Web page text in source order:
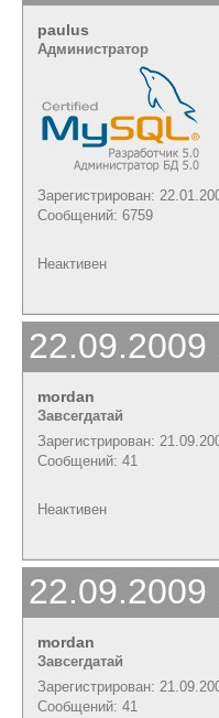
paulus
Администратор
Зарегистрирован:
Сообщений: 6759
Неактивен
22.09.2009
mordan
Завсегдатай
Зарегистрирован:
Сообщений: 41
Неактивен
22.09.2009
mordan
Завсегдатай
Зарегистрирован:
Сообщений: 41